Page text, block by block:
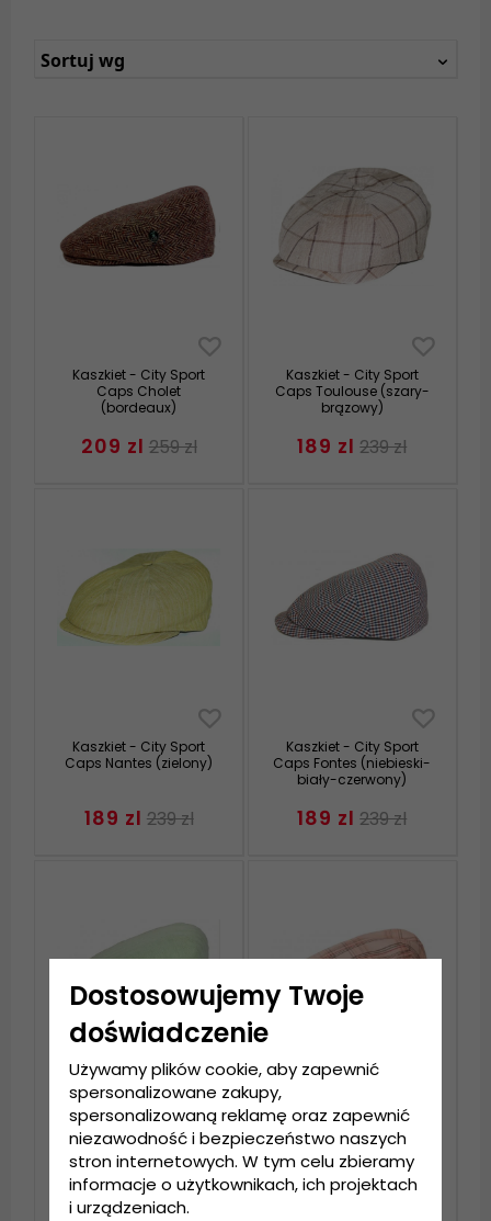
Sortuj wg
Kaszkiet - City Sport
Caps Cholet
(bordeaux)
209 zl 259 zl
Kaszkiet - City Sport
Caps Toulouse (szary-
brązowy)
189 zl 239 zl
Kaszkiet - City Sport
Caps Nantes (zielony)
189 zl 239 zl
Kaszkiet - City Sport
Caps Fontes (niebieski-
biały-czerwony)
189 zl 239 zl
Kaszkiet - City Sport
Caps Chirens (zielony)
189 zl239 zl
Kaszkiet - City Sport
Caps Trappes (beige)
189 zl239 zl
Dostosowujemy Twoje
doświadczenie
Używamy plików cookie, aby zapewnić
spersonalizowane zakupy,
spersonalizowaną reklamę oraz zapewnić
niezawodność i bezpieczeństwo naszych
stron internetowych. W tym celu zbieramy
informacje o użytkownikach, ich projektach
i urządzeniach.